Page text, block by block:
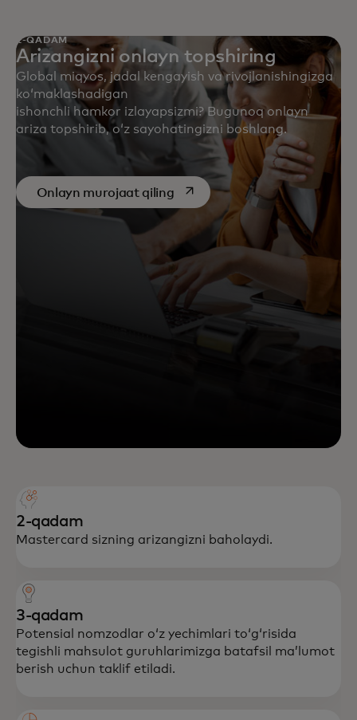
1-QADAM
Arizangizni onlayn topshiring
Global miqyos, jadal kengayish va rivojlanishingizga
koʻmaklashadigan
ishonchli hamkor izlayapsizmi? Bugunoq onlayn
ariza topshirib, oʻz sayohatingizni boshlang.
Onlayn murojaat qilingopens in a new tab
2-qadam
Mastercard sizning arizangizni baholaydi.
3-qadam
Potensial nomzodlar oʻz yechimlari toʻgʻrisida
tegishli mahsulot guruhlarimizga batafsil maʼlumot
berish uchun taklif etiladi.